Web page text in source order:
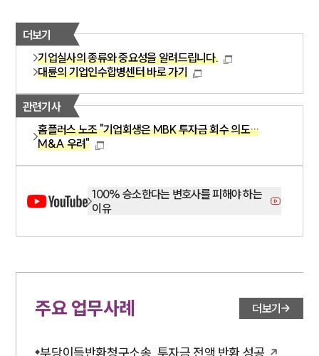
더보기
기업실사의 종류와 중요성을 알려드립니다.
대륜의 기업인수합병센터 바로 가기
관련기사
홈플러스 노조 "기업회생은 MBK 투자금 회수 의도…
M&A 우려"
100% 승소한다는 변호사를 피해야 하는
이유
주요 업무사례 더보기